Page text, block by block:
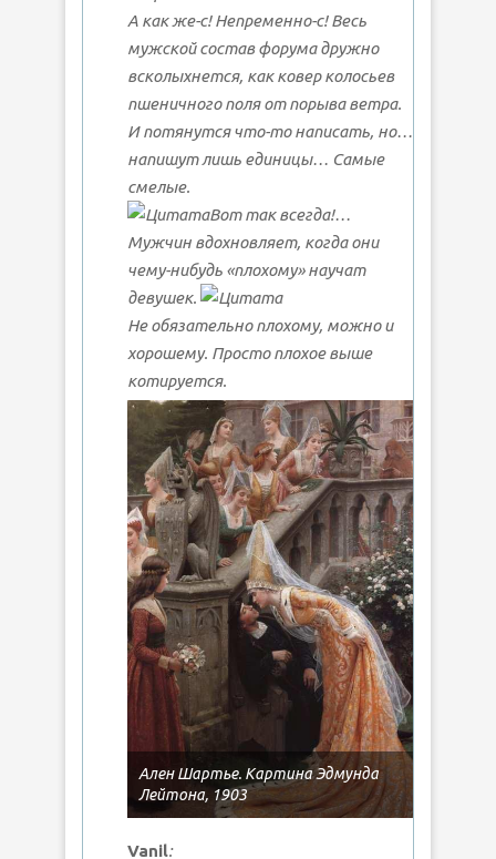
А как же-с! Непременно-с! Весь
мужской состав форума дружно
всколыхнется, как ковер колосьев
пшеничного поля от порыва ветра.
И потянутся что-то написать, но…
напишут лишь единицы… Самые
смелые.
Вот так всегда!…
Мужчин вдохновляет, когда они
чему-нибудь «плохому» научат
девушек.
Не обязательно плохому, можно и
хорошему. Просто плохое выше
котируется.
Ален Шартье. Картина Эдмунда
Лейтона, 1903
Vanil: